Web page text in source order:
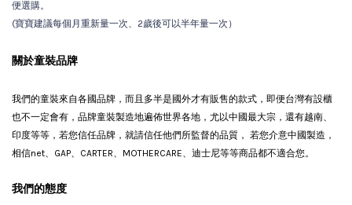
便選購。
(寶寶建議每個月重新量一次、2歲後可以半年量一次）
關於童裝品牌
我們的童裝來自各國品牌，而且多半是國外才有販售的款式，即便台灣有設櫃
也不一定會有 ，品牌童裝製造地遍佈世界各地，尤以中國最大宗，還有越南、
印度等等，若您信任品牌，就請信任他們所監督的品質， 若您介意中國製造，
相信net、GAP、CARTER、MOTHERCARE、迪士尼等等商品都不適合您。
我們的態度